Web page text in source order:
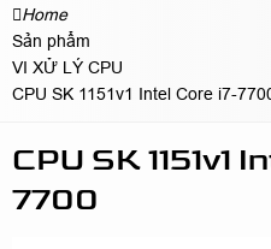
Home
Sản phẩm
VI XỬ LÝ CPU
CPU SK 1151v1 Intel Core i7-
CPU SK 1151v1
7700